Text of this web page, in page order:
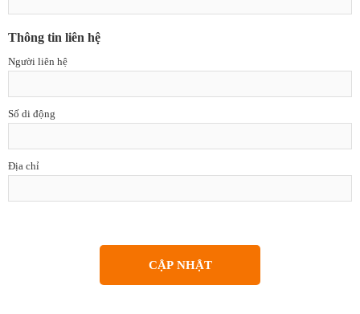
Thông tin liên hệ
Người liên hệ
Số di động
Địa chỉ